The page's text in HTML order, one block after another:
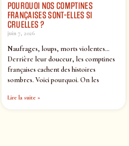
POURQUOI NOS COMPTINES
FRANÇAISES SONT-ELLES SI
CRUELLES ?
juin 7, 2026
Naufrages, loups, morts violentes…
Derrière leur douceur, les comptines
françaises cachent des histoires
sombres. Voici pourquoi. On les
Lire la suite »